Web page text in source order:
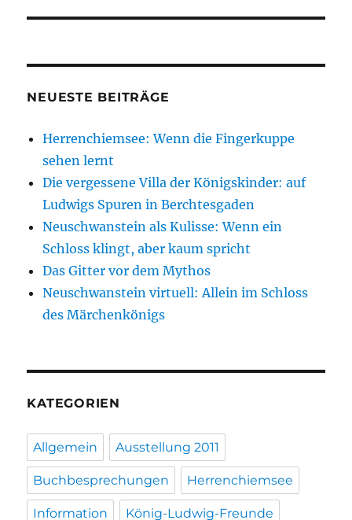
NEUESTE BEITRÄGE
Herrenchiemsee: Wenn die Fingerkuppe
sehen lernt
Die vergessene Villa der Königskinder: auf
Ludwigs Spuren in Berchtesgaden
Neuschwanstein als Kulisse: Wenn ein
Schloss klingt, aber kaum spricht
Das Gitter vor dem Mythos
Neuschwanstein virtuell: Allein im Schloss
des Märchenkönigs
KATEGORIEN
Allgemein Ausstellung 2011
Buchbesprechungen Herrenchiemsee
Information König-Ludwig-Freunde